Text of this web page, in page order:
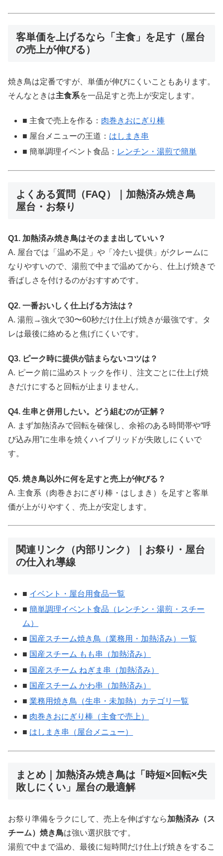
客単価を上げるなら「主食」を足す（屋台
の売上が伸びる）
焼き鳥は定番ですが、単価が伸びにくいこともあります。
そんなときは主食系を一品足すと売上が安定します。
■ 主食で売上を作る： 肉巻きおにぎり棒
■ 屋台メニューの王道： はしまき串
■ 簡単調理イベント食品： レンチン・湯煎で簡単
よくある質問（FAQ）｜加熱済み焼き鳥
屋台・お祭り
Q1. 加熱済み焼き鳥はそのまま出していい？
A. 屋台では「温め不足」や「冷たい提供」がクレームに
なりやすいので、湯煎で中まで温めてから、仕上げ焼きで
香ばしさを付けるのがおすすめです。
Q2. 一番おいしく仕上げる方法は？
A. 湯煎→強火で30〜60秒だけ仕上げ焼きが最強です。タ
レは最後に絡めると焦げにくいです。
Q3. ピーク時に提供が詰まらないコツは？
A. ピーク前に温めストックを作り、注文ごとに仕上げ焼
きだけにすると回転が止まりません。
Q4. 生串と併用したい。どう組むのが正解？
A. まず加熱済みで回転を確保し、余裕のある時間帯や“呼
び込み用”に生串を焼くハイブリッドが失敗しにくいで
す。
Q5. 焼き鳥以外に何を足すと売上が伸びる？
A. 主食系（肉巻きおにぎり棒・はしまき）を足すと客単
価が上がりやすく、売上が安定します。
関連リンク（内部リンク）｜お祭り・屋台
の仕入れ導線
■ イベント・屋台用食品一覧
■簡単調理イベント食品（レンチン・湯煎・スチー
ム）
■ 国産スチーム焼き鳥（業務用・加熱済み）一覧
■ 国産スチーム もも串（加熱済み）
■ 国産スチーム ねぎま串（加熱済み）
■ 国産スチーム かわ串（加熱済み）
■業務用焼き鳥（生串・未加熱）カテゴリ一覧
■ 肉巻きおにぎり棒（主食で売上）
■ はしまき串（屋台メニュー）
まとめ｜加熱済み焼き鳥は「時短×回転×失
敗しにくい」屋台の最適解
お祭り準備をラクにして、売上を伸ばすなら加熱済み（ス
チーム）焼き鳥は強い選択肢です。
湯煎で中まで温め、最後に短時間だけ仕上げ焼きをするこ